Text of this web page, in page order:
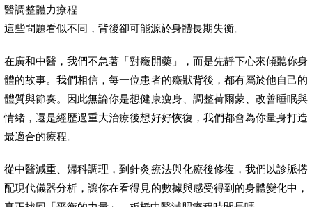
醫調整體力療程
這些問題看似不同，背後卻可能源於身體長期失衡。
在廣和中醫，我們不急著「對癥開藥」，而是先靜下心來傾聽你身
體的故事。我們相信，每一位患者的癥狀背後，都有屬於他自己的
體質與節奏。因此無論你是想健康瘦身、調整荷爾蒙、改善睡眠與
情緒，還是經歷過重大治療後想好好恢復，我們都會為你量身打造
最適合的療程。
從中醫減重、婦科調理，到針灸療法與化療後修復，我們以診脈搭
配現代儀器分析，讓你在看得見的數據與感受得到的身體變化中，